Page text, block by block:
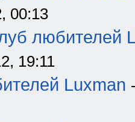
00:13
любителей
19:11
Luxman